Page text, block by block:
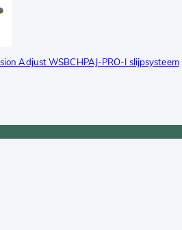
Adjust WSBCHPAJ-PRO-I slijpsysteem